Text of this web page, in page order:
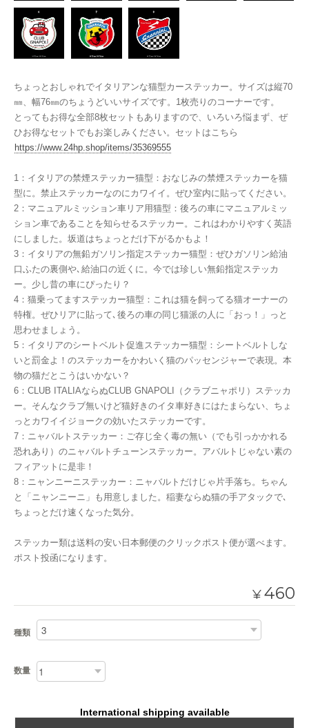
ちょっとおしゃれでイタリアンな猫型カーステッカー。サイズは縦70
㎜、幅76㎜のちょうどいいサイズです。1枚売りのコーナーです。
とってもお得な全部8枚セットもありますので、いろいろ悩まず、ぜ
ひお得なセットでもお楽しみください。セットはこちら
https://www.24hp.shop/items/35369555
1：イタリアの禁煙ステッカー猫型：おなじみの禁煙ステッカーを猫
型に。禁止ステッカーなのにカワイイ。ぜひ室内に貼ってください。
2：マニュアルミッション車リア用猫型：後ろの車にマニュアルミッ
ション車であることを知らせるステッカー。これはわかりやすく英語
にしました。坂道はちょっとだけ下がるかもよ！
3：イタリアの無鉛ガソリン指定ステッカー猫型：ぜひガソリン給油
口ふたの裏側や､給油口の近くに。今では珍しい無鉛指定ステッカ
ー。少し昔の車にぴったり？
4：猫乗ってますステッカー猫型：これは猫を飼ってる猫オーナーの
特権。ぜひリアに貼って､後ろの車の同じ猫派の人に「おっ！」っと
思わせましょう。
5：イタリアのシートベルト促進ステッカー猫型：シートベルトしな
いと罰金よ！のステッカーをかわいく猫のパッセンジャーで表現。本
物の猫だとこうはいかない？
6：CLUB ITALIAならぬCLUB GNAPOLI（クラブニャポリ）ステッカ
ー。そんなクラブ無いけど猫好きのイタ車好きにはたまらない、ちょ
っとカワイイジョークの効いたステッカーです。
7：ニャバルトステッカー：ご存じ全く毒の無い（でも引っかかれる
恐れあり）のニャバルトチューンステッカー。アバルトじゃない素の
フィアットに是非！
8：ニャンニーニステッカー：ニャバルトだけじゃ片手落ち。ちゃん
と「ニャンニーニ」も用意しました。稲妻ならぬ猫の手アタックで､
ちょっとだけ速くなった気分。
ステッカー類は送料の安い日本郵便のクリックポスト便が選べます。
ポスト投函になります。
¥460
種類
数量
International shipping available